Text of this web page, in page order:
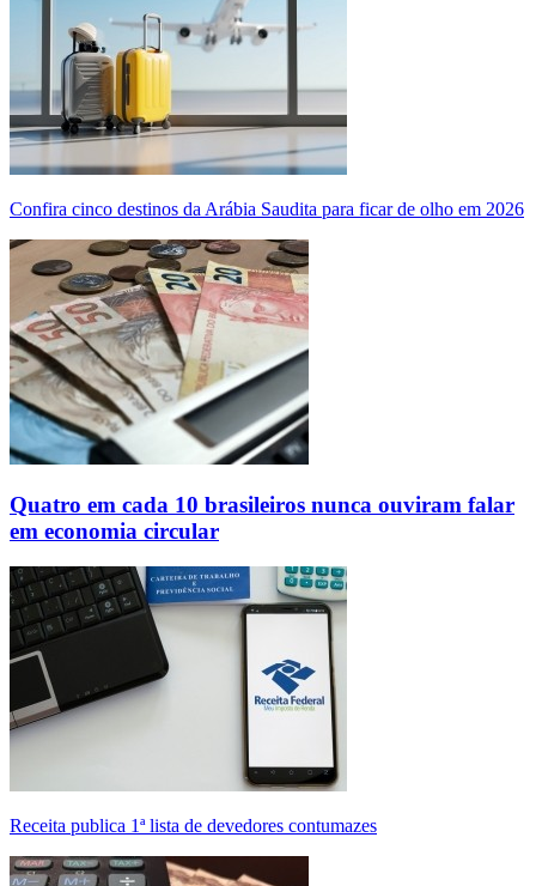
Confira cinco destinos da Arábia Saudita para ficar de olho em 2026
Quatro em cada 10 brasileiros nunca ouviram falar
em economia circular
Receita publica 1ª lista de devedores contumazes